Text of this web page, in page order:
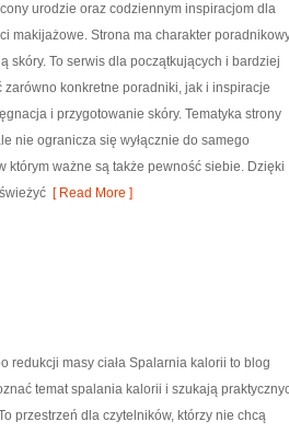
urodzie oraz codziennym inspiracjom dla
makijażowe. Strona ma charakter
skóry. To serwis dla początkujących i bardziej
konkretne poradniki, jak i inspiracje
i przygotowanie skóry. Tematyka strony
nie ogranicza się wyłącznie do samego
którym ważne są także pewność siebie. Dzięki
[ Read More ]
redukcji masy ciała Spalarnia kalorii to blog
temat spalania kalorii i szukają
przestrzeń dla czytelników, którzy nie chcą